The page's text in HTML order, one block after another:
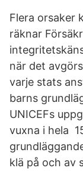
Flera orsaker
räknar
när det
varje stats
barns
UNICEFs
vuxna i hela
klä på och av